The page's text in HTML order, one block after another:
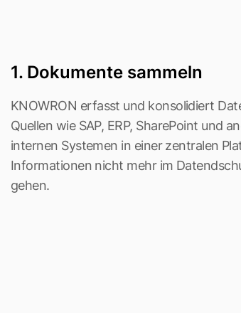
1. Dokumente sammeln
KNOWRON erfasst und konsolidiert
Quellen wie SAP, ERP, SharePoint und
internen Systemen in einer zentralen
Informationen nicht mehr im
gehen.